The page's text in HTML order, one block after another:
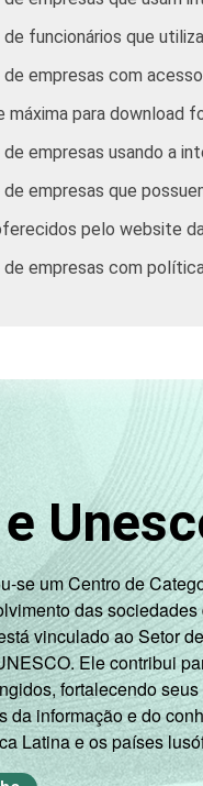
e
Atividades
aluguéis e
serviços
às
Outros2
reúne os segmentos
Esgoto e Atividades
nov 2007
de funcionários que
de empresas com
máxima para download
de empresas usando a
de empresas que
pelo website
de empresas com
se um Centro de
das
vinculado ao Setor
Ele contribui
fortalecendo
da informação e do
Latina e os países